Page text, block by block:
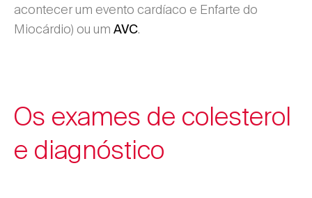
acontecer um evento cardíaco e Enfarte do
Miocárdio) ou um AVC.
Os exames de colesterol
e diagnóstico